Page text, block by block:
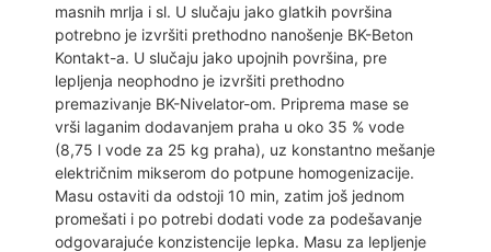
masnih mrlja i sl. U slučaju jako glatkih površina
potrebno je izvršiti prethodno nanošenje BK-Beton
Kontakt-a. U slučaju jako upojnih površina, pre
lepljenja neophodno je izvršiti prethodno
premazivanje BK-Nivelator-om. Priprema mase se
vrši laganim dodavanjem praha u oko 35 % vode
(8,75 l vode za 25 kg praha), uz konstantno mešanje
električnim mikserom do potpune homogenizacije.
Masu ostaviti da odstoji 10 min, zatim još jednom
promešati i po potrebi dodati vode za podešavanje
odgovarajuće konzistencije lepka. Masu za lepljenje